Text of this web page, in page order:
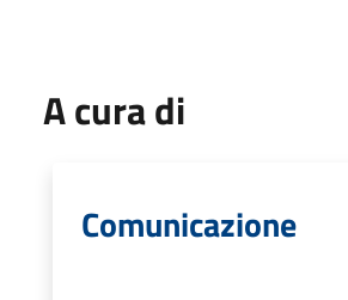
A cura di
Comunicazione